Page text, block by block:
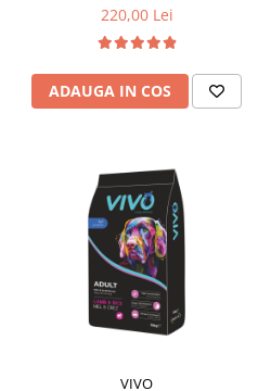
220,00 Lei
ADAUGA IN COS
VIVO